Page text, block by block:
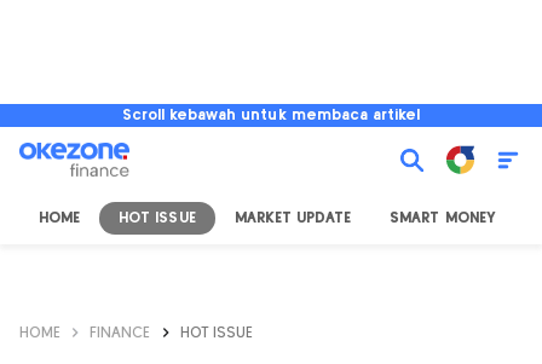
Scroll kebawah untuk membaca artikel
HOME HOT ISSUE MARKET UPDATE SMART MONEY
HOME FINANCE HOT ISSUE